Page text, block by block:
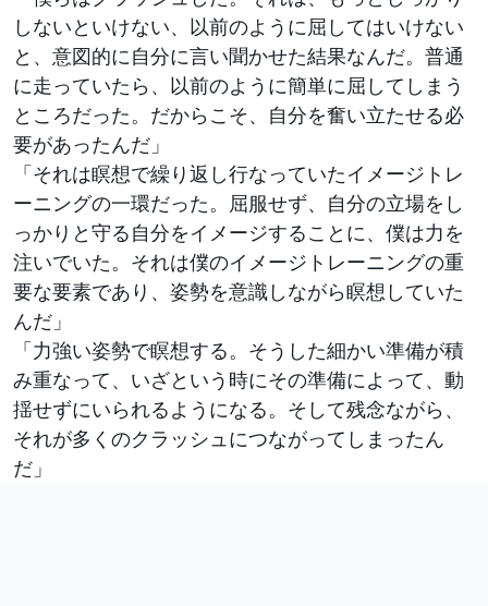
しないといけない、以前のように屈してはいけない
と、意図的に自分に言い聞かせた結果なんだ。普通
に走っていたら、以前のように簡単に屈してしまう
ところだった。だからこそ、自分を奮い立たせる必
要があったんだ」
「それは瞑想で繰り返し行なっていたイメージトレ
ーニングの一環だった。屈服せず、自分の立場をし
っかりと守る自分をイメージすることに、僕は力を
注いでいた。それは僕のイメージトレーニングの重
要な要素であり、姿勢を意識しながら瞑想していた
んだ」
「力強い姿勢で瞑想する。そうした細かい準備が積
み重なって、いざという時にその準備によって、動
揺せずにいられるようになる。そして残念ながら、
それが多くのクラッシュにつながってしまったん
だ」